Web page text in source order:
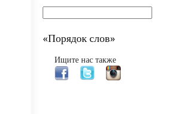
«Порядок слов»
Ищите нас также